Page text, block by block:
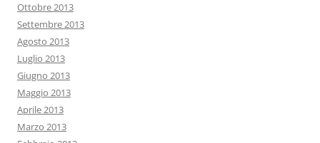
Ottobre 2013
Settembre 2013
Agosto 2013
Luglio 2013
Giugno 2013
Maggio 2013
Aprile 2013
Marzo 2013